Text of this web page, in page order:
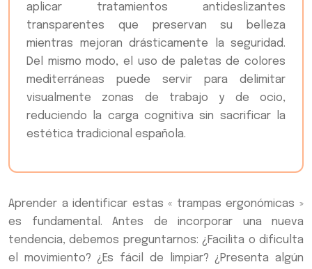
aplicar tratamientos antideslizantes
transparentes que preservan su belleza
mientras mejoran drásticamente la seguridad.
Del mismo modo, el uso de paletas de colores
mediterráneas puede servir para delimitar
visualmente zonas de trabajo y de ocio,
reduciendo la carga cognitiva sin sacrificar la
estética tradicional española.
Aprender a identificar estas « trampas ergonómicas »
es fundamental. Antes de incorporar una nueva
tendencia, debemos preguntarnos: ¿Facilita o dificulta
el movimiento? ¿Es fácil de limpiar? ¿Presenta algún